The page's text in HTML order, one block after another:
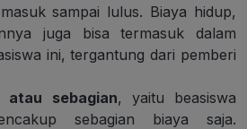
sampai lulus. Biaya hidup,
juga bisa termasuk dalam
ini, tergantung dari pemberi
atau sebagian, yaitu beasiswa
sebagian biaya saja.